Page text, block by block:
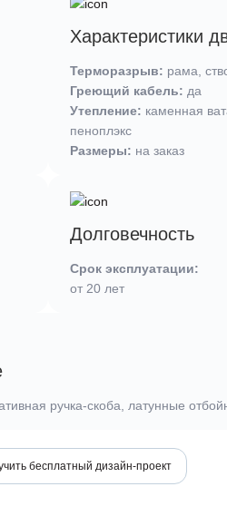
Характеристики
Терморазрыв: рама,
Греющий кабель: да
Утепление: каменная
пеноплэкс
Размеры: на заказ
Долговечность
Срок эксплуатации:
от 20 лет
ручка-скоба, латунные
бесплатный дизайн-проект